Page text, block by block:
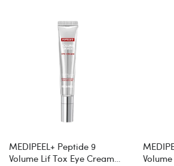
MEDIPEEL+ Peptide 9
Volume Lif Tox Eye Cream